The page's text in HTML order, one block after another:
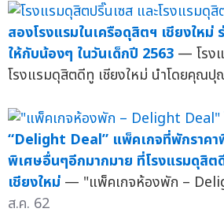
สองโรงแรมในเครือดุสิตฯ เชียงให
ให้กับน้องๆ ในวันเด็กปี 2563 — โรง
โรงแรมดุสิตดีทู เชียงใหม่ นำโดยคุณปุ
“Delight Deal” แพ็คเกจที่พักราค
พิเศษอื่นๆอีกมากมาย ที่โรงแรมดุสิต
เชียงใหม่ — "แพ็คเกจห้องพัก –
ส.ค. 62